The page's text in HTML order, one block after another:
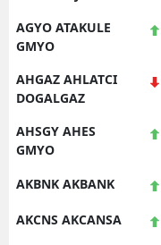
AGYO ATAKULE
GMYO
AHGAZ AHLATCI
DOGALGAZ
AHSGY AHES
GMYO
AKBNK AKBANK
AKCNS AKCANSA